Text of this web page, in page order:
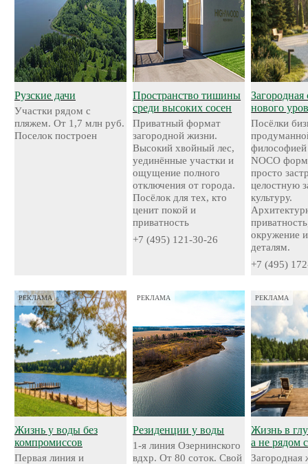
Рузские дачи
Участки рядом с
пляжем. От 1,7 млн руб.
Поселок построен
Пространство тишины
среди высоких сосен
Приватный формат
загородной жизни.
Высокий хвойный лес,
уединённые участки и
ощущение полного
отключения от города.
Посёлок для тех, кто
ценит покой и
приватность
+7 (495) 121-30-26
Загородная
нового
Посёлки
NOCO
просто
целостную
культуру.
окружение
деталям.
+7 (495)
РЕКЛАМА
Жизнь у воды без
компромиссов
Первая линия и
РЕКЛАМА
Резиденции у воды
1-я линия Озернинского
вдхр. От 80 соток. Свой
РЕКЛАМА
Жизнь в
а не рядом
Загородная